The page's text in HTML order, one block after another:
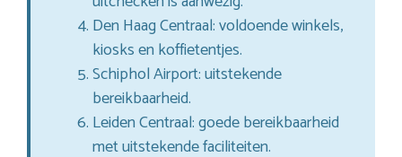
Den Haag Centraal: voldoende winkels,
kiosks en koffietentjes.
Schiphol Airport: uitstekende
bereikbaarheid.
Leiden Centraal: goede bereikbaarheid
met uitstekende faciliteiten.